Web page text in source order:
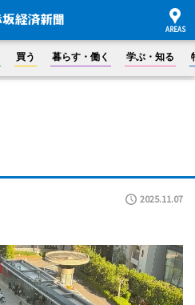
買う 暮らす・働く 学ぶ・知る
2025.11.07